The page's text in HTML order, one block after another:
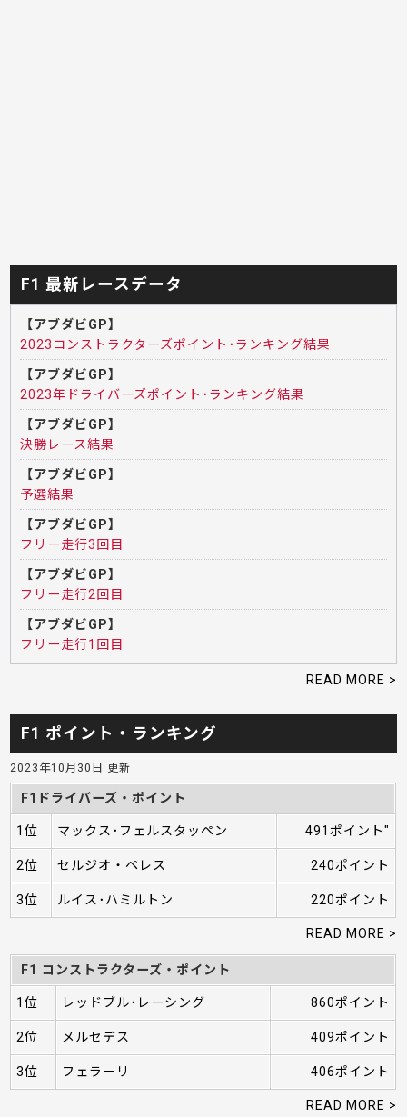
F1 最新レースデータ
【アブダビGP】
2023コンストラクターズポイント･ランキング結果
【アブダビGP】
2023年ドライバーズポイント･ランキング結果
【アブダビGP】
決勝レース結果
【アブダビGP】
予選結果
【アブダビGP】
フリー走行3回目
【アブダビGP】
フリー走行2回目
【アブダビGP】
フリー走行1回目
READ MORE >
F1 ポイント・ランキング
2023年10月30日 更新
F1ドライバーズ・ポイント
1位 マックス･フェルスタッペン 491ポイント"
2位 セルジオ・ペレス 240ポイント
3位 ルイス･ハミルトン 220ポイント
READ MORE >
F1 コンストラクターズ・ポイント
1位 レッドブル･レーシング 860ポイント
2位 メルセデス 409ポイント
3位 フェラーリ 406ポイント
READ MORE >